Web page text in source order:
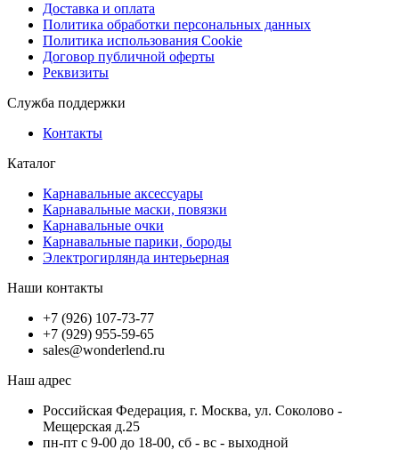
Доставка и оплата
Политика обработки персональных данных
Политика использования Cookie
Договор публичной оферты
Реквизиты
Служба поддержки
Контакты
Каталог
Карнавальные аксессуары
Карнавальные маски, повязки
Карнавальные очки
Карнавальные парики, бороды
Электрогирлянда интерьерная
Наши контакты
+7 (926) 107-73-77
+7 (929) 955-59-65
sales@wonderlend.ru
Наш адрес
Российская Федерация, г. Москва, ул. Соколово -
Мещерская д.25
пн-пт с 9-00 до 18-00, сб - вс - выходной